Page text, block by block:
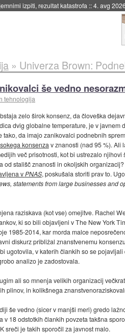
za večkratno uporabo::4. avg 2026 ob
» Univerza Brown: Podnebni
še vedno
tehnologija
zelo širok konsenz, da človeška
dvig globalne temperature, je v javnem
da imajo zanikovalci podnebnih
konsenza v znanosti (nad 95 %). Ali
več prisotnosti, kot bi ustrezalo njihovi
od stališč znanosti in okoljskih
vPNAS, poskušala storiti prav to.
statements from large businesses and
raziskava (kot vse) omejitve. Rachel
ki so bili objavljeni v The New York
1985-2014, kar morda malce
diskurz približal znanstvenemu
ugotovila, v katerih člankih so se
analizo je zadostovala.
ali so mnenja velikih organizacij
plinov, in kolikšnega
še vedno (sicer v manjši meri) gredo
v 18 odstotkih člankih povzeta takšna
sreči je takih sporočil za javnost malo.